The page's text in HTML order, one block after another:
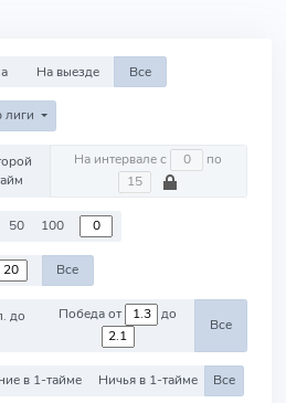
На выезде Все
лиги
На интервале с по
50 100
Все
до
Победа от до
Все
в 1-тайме Ничья в 1-тайме Все